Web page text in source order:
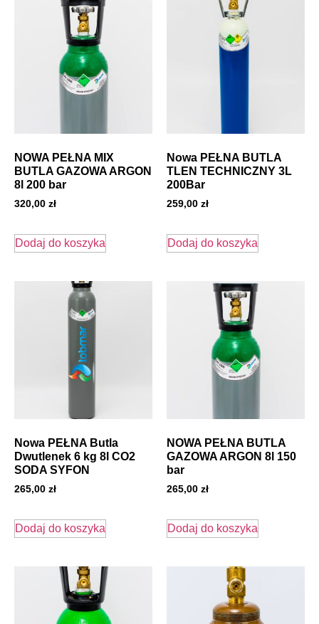
NOWA PEŁNA MIX
BUTLA GAZOWA ARGON
8l 200 bar
320,00 zł
Dodaj do koszyka
Nowa PEŁNA BUTLA
TLEN TECHNICZNY 3L
200Bar
259,00 zł
Dodaj do koszyka
Nowa PEŁNA Butla
Dwutlenek 6 kg 8l CO2
SODA SYFON
265,00 zł
Dodaj do koszyka
NOWA PEŁNA BUTLA
GAZOWA ARGON 8l 150
bar
265,00 zł
Dodaj do koszyka